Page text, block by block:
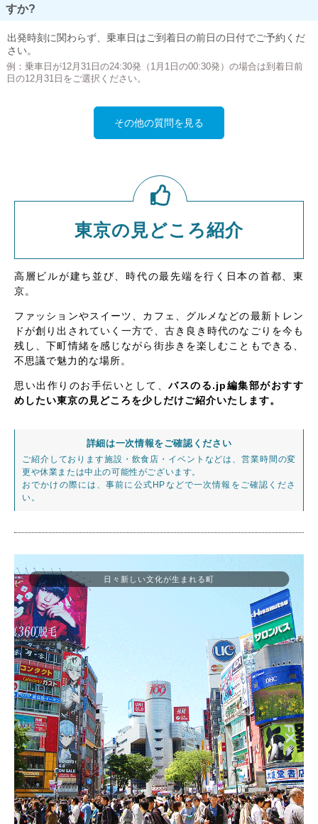
すか?
出発時刻に関わらず、乗車日はご到着日の前日の日付でご予約くだ
さい。
例：乗車日が12月31日の24:30発（1月1日の00:30発）の場合は到着日前
日の12月31日をご選択ください。
その他の質問を見る
東京の見どころ紹介
高層ビルが建ち並び、時代の最先端を行く日本の首都、東
京。
ファッションやスイーツ、カフェ、グルメなどの最新トレン
ドが創り出されていく一方で、古き良き時代のなごりを今も
残し、下町情緒を感じながら街歩きを楽しむこともできる、
不思議で魅力的な場所。
思い出作りのお手伝いとして、バスのる.jp編集部がおすす
めしたい東京の見どころを少しだけご紹介いたします。
詳細は一次情報をご確認ください
ご紹介しております施設・飲食店・イベントなどは、営業時間の変
更や休業または中止の可能性がございます。
おでかけの際には、事前に公式HPなどで一次情報をご確認くださ
い。
日々新しい文化が生まれる町